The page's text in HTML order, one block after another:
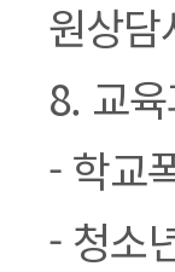
원상
8. 교
- 학교
- 청소